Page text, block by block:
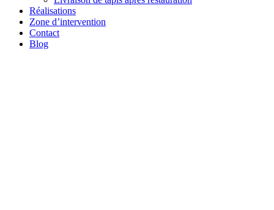
Réalisations
Zone d’intervention
Contact
Blog